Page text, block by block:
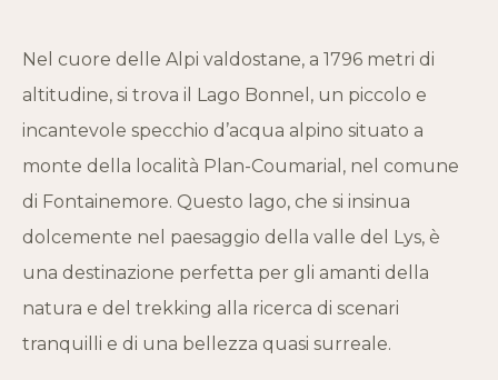
Nel cuore delle Alpi valdostane, a 1796 metri di
altitudine, si trova il Lago Bonnel, un piccolo e
incantevole specchio d’acqua alpino situato a
monte della località Plan-Coumarial, nel comune
di Fontainemore. Questo lago, che si insinua
dolcemente nel paesaggio della valle del Lys, è
una destinazione perfetta per gli amanti della
natura e del trekking alla ricerca di scenari
tranquilli e di una bellezza quasi surreale.